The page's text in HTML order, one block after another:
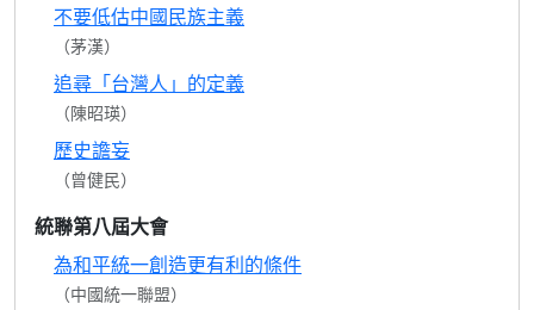
不要低估中國民族主義
（茅漢）
追尋「台灣人」的定義
（陳昭瑛）
歷史譫妄
（曾健民）
統聯第八屆大會
為和平統一創造更有利的條件
（中國統一聯盟）